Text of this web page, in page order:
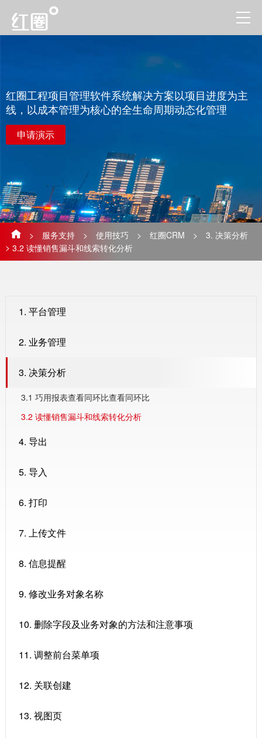
红圈工程项目管理软件系统解决方案以项目进度为主
线，以成本管理为核心的全生命周期动态化管理
申请演示
> 服务支持 > 使用技巧 > 红圈CRM >
3. 决策分析
> 3.2 读懂销售漏斗和线索转化分析
1. 平台管理
2. 业务管理
3. 决策分析
3.1 巧用报表查看同环比查看同环比
3.2 读懂销售漏斗和线索转化分析
4. 导出
5. 导入
6. 打印
7. 上传文件
8. 信息提醒
9. 修改业务对象名称
10. 删除字段及业务对象的方法和注意事项
11. 调整前台菜单项
12. 关联创建
13. 视图页